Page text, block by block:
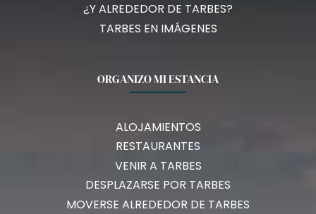
¿Y ALREDEDOR DE TARBES?
TARBES EN IMÁGENES
ORGANIZO MI ESTANCIA
ALOJAMIENTOS
RESTAURANTES
VENIR A TARBES
DESPLAZARSE POR TARBES
MOVERSE ALREDEDOR DE TARBES